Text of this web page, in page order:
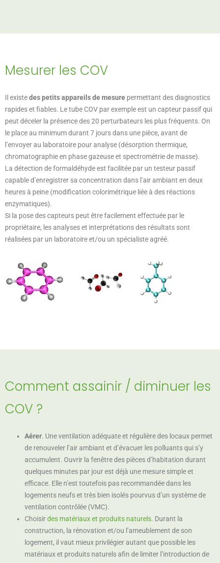
Mesurer les COV
Il existedes petits appareils de mesure permettant des diagnostics
rapides et fiables. Le tube COV par exemple est un capteur passif qui
peut déceler la présence des 20 perturbateurs les plus fréquents. On
le place au minimum durant 7 jours dans une pièce, avant de
l’envoyer au laboratoire pour analyse (désorption thermique,
chromatographie en phase gazeuse et spectrométrie de masse).
La détection de formaldéhyde est facilitée par un testeur passif
capable d’enregistrer sa concentration dans l’air ambiant en deux
heures à peine (modification colorimétrique liée à des réactions
enzymatiques).
Si la pose des capteurs peut être facilement effectuée par le
propriétaire, les analyses et interprétations des résultats sont
réalisées par un laboratoire et/ou un spécialiste agréé.
Comment assainir / diminuer les
COV ?
Aérer. Une ventilation adéquate et régulière des locaux permet
de renouveler l’air ambiant et d’évacuer les polluants qui s’y
accumulent. Ouvrir la fenêtre des pièces d’habitation durant
quelques minutes par jour est déjà une mesure simple et
efficace. Elle n’est toutefois pas recommandée dans les
logements neufs et très bien isolés pourvus d’un système de
ventilation contrôlée (VMC).
Choisirdes matériaux et produits naturels. Durant la
construction, la rénovation et/ou l’ameublement de son
logement, il vaut mieux privilégier autant que possible les
matériaux et produits naturels afin de limiter l’introduction de